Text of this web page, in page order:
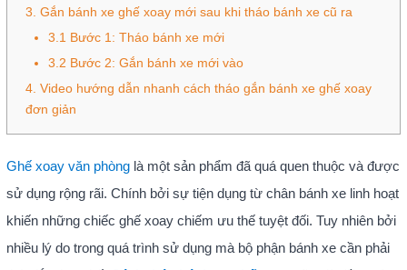
3. Gắn bánh xe ghế xoay mới sau khi tháo bánh xe cũ ra
3.1 Bước 1: Tháo bánh xe mới
3.2 Bước 2: Gắn bánh xe mới vào
4. Video hướng dẫn nhanh cách tháo gắn bánh xe ghế xoay
đơn giản
Ghế xoay văn phònglà một sản phẩm đã quá quen thuộc và được
sử dụng rộng rãi. Chính bởi sự tiện dụng từ chân bánh xe linh hoạt
khiến những chiếc ghế xoay chiếm ưu thế tuyệt đối. Tuy nhiên bởi
nhiều lý do trong quá trình sử dụng mà bộ phận bánh xe cần phải